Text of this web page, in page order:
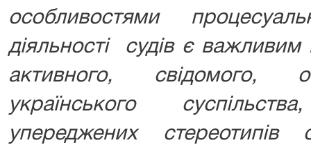
особливостями
діяльності судів є
активного, свідомого,
українського
упереджених стереотипів